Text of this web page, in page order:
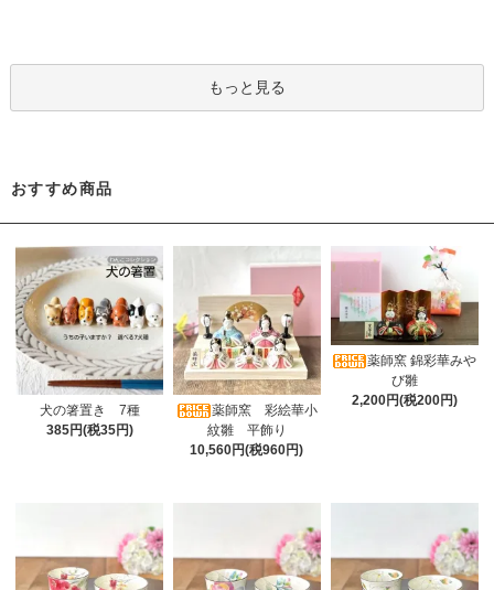
もっと見る
おすすめ商品
犬の箸置き 7種
385円(税35円)
薬師窯 彩絵華小
紋雛 平飾り
10,560円(税960円)
薬師窯 錦彩華みや
び雛
2,200円(税200円)